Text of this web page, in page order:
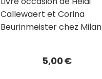
Callewaert et Corina
Beurinmeister chez Milan
5,00€